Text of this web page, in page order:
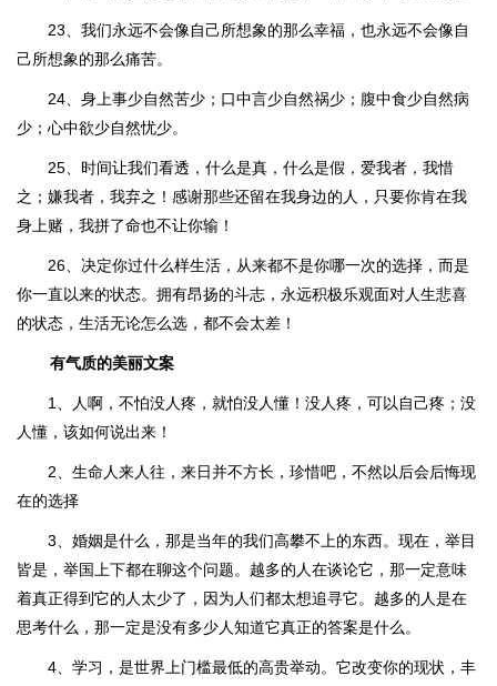
23、我们永远不会像自己所想象的那么幸福，也永远不会像自
己所想象的那么痛苦。
24、身上事少自然苦少；口中言少自然祸少；腹中食少自然病
少；心中欲少自然忧少。
25、时间让我们看透，什么是真，什么是假，爱我者，我惜
之；嫌我者，我弃之！感谢那些还留在我身边的人，只要你肯在我
身上赌，我拼了命也不让你输！
26、决定你过什么样生活，从来都不是你哪一次的选择，而是
你一直以来的状态。拥有昂扬的斗志，永远积极乐观面对人生悲喜
的状态，生活无论怎么选，都不会太差！
有气质的美丽文案
1、人啊，不怕没人疼，就怕没人懂！没人疼，可以自己疼；没
人懂，该如何说出来！
2、生命人来人往，来日并不方长，珍惜吧，不然以后会后悔现
在的选择
3、婚姻是什么，那是当年的我们高攀不上的东西。现在，举目
皆是，举国上下都在聊这个问题。越多的人在谈论它，那一定意味
着真正得到它的人太少了，因为人们都太想追寻它。越多的人是在
思考什么，那一定是没有多少人知道它真正的答案是什么。
4、学习，是世界上门槛最低的高贵举动。它改变你的现状，丰